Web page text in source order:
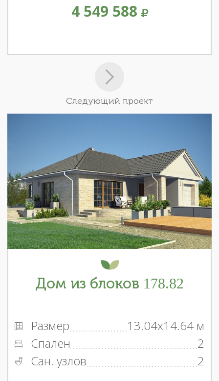
4 549 588
Следующий проект
Дом из блоков 178.82
Размер
13.04x14.64 м
Спален
2
Сан. узлов
2